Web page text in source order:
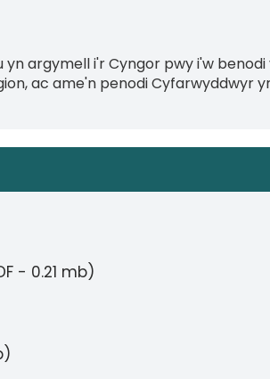
yn argymell i'r Cyngor pwy i'w
ac ame'n penodi Cyfarwyddwyr
- 0.21 mb)